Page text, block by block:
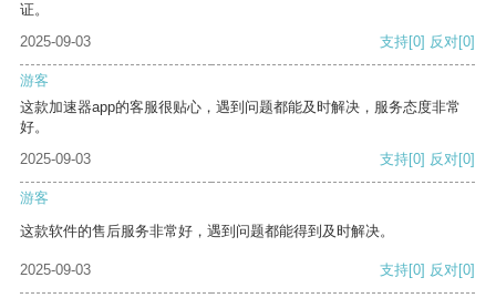
证。
2025-09-03
支持[0] 反对[0]
游客
这款加速器app的客服很贴心，遇到问题都能及时解决，服务态度非常
好。
2025-09-03
支持[0] 反对[0]
游客
这款软件的售后服务非常好，遇到问题都能得到及时解决。
2025-09-03 支持[0] 反对[0]